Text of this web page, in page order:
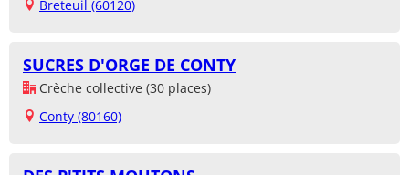
Breteuil (60120)
SUCRES D'ORGE DE CONTY
Crèche collective (30 places)
Conty (80160)